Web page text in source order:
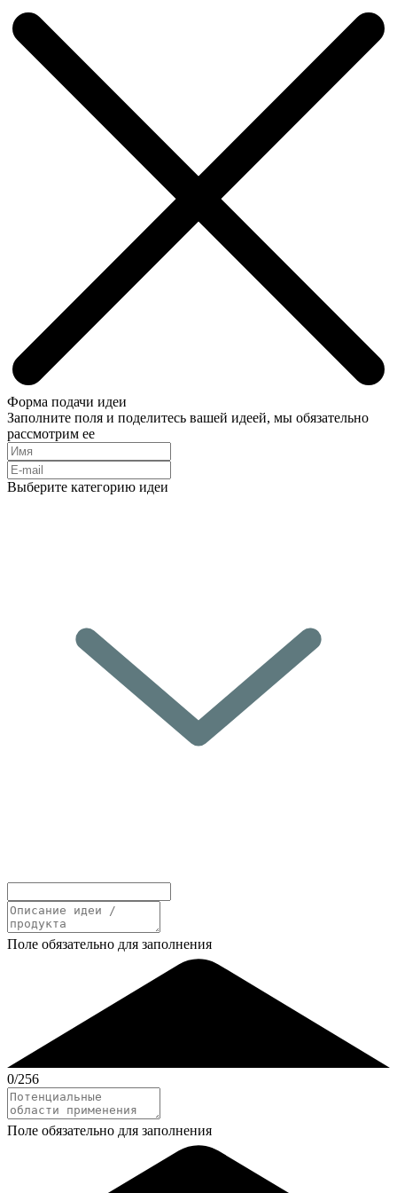
Форма подачи идеи
Заполните поля и поделитесь вашей идеей, мы обязательно
рассмотрим ее
Выберите категорию идеи
Поле обязательно для заполнения
0/256
Поле обязательно для заполнения